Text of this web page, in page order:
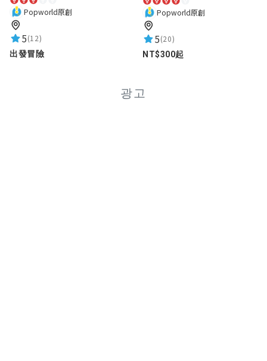
Popworld原創
5(12)
出發冒險
Popworld原創
5(20)
NT$300起
광고